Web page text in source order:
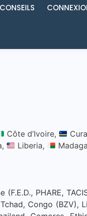
CONSEILS
Côte d’Ivoire,
Liberia,
PHARE,
Congo (BZV),